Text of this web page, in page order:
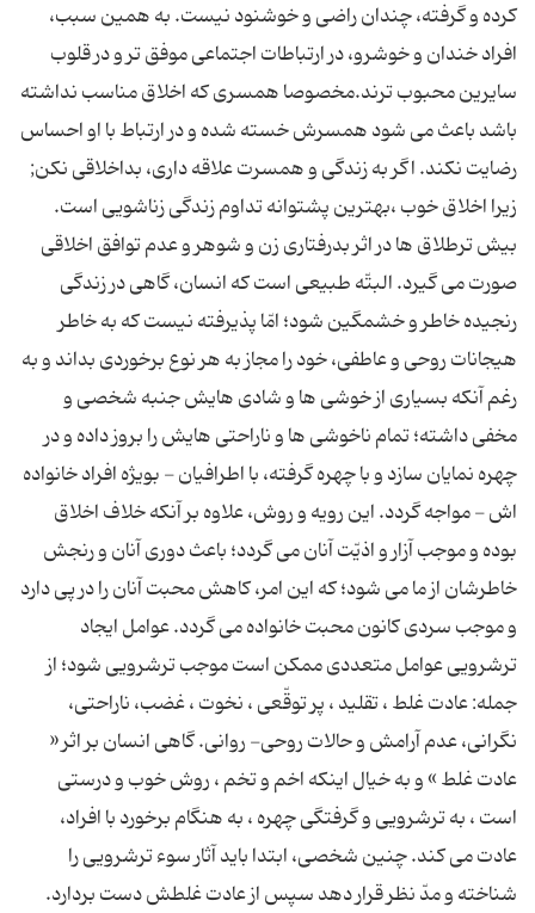
کرده و گرفته، چندان راضی و خوشنود نیست. به همین سبب،
افراد خندان و خوشرو، در ارتباطات اجتماعی موفق تر و در قلوب
سایرین محبوب ترند.مخصوصا همسری که اخلاق مناسب نداشته
باشد باعث می شود همسرش خسته شده و در ارتباط با او احساس
رضایت نکند. اگر به زندگى و همسرت علاقه دارى، بداخلاقى نكن;
زیرا اخلاق خوب ،بهترین پشتوانه تداوم زندگى زناشویى است.
بیش ترطلاق ها در اثر بدرفتارى زن و شوهر و عدم توافق اخلاقى
صورت مى گیرد. البتّه طبیعی است که انسان، گاهی در زندگی
رنجیده خاطر و خشمگین شود؛ امّا پذیرفته نیست که به خاطر
هیجانات روحی و عاطفی، خود را مجاز به هر نوع برخوردی بداند و به
رغم آنکه بسیاری از خوشی ها و شادی هایش جنبه شخصی و
مخفی داشته؛ تمام ناخوشی ها و ناراحتی هایش را بروز داده و در
چهره نمایان سازد و با چهره گرفته، با اطرافیان - بویژه افراد خانواده
اش - مواجه گردد. این رویه و روش، علاوه بر آنکه خلاف اخلاق
بوده و موجب آزار و اذیّت آنان می گردد؛ باعث دوری آنان و رنجش
خاطرشان از ما می شود؛ که این امر، کاهش محبت آنان را در پی دارد
و موجب سردی کانون محبت خانواده می گردد. عوامل ایجاد
ترشرویی عوامل متعددی ممکن است موجب ترشرویی شود؛ از
جمله: عادت غلط ، تقلید ، پر توقّعی ، نخوت ، غضب، ناراحتی،
نگرانی، عدم آرامش و حالات روحی- روانی. گاهی انسان بر اثر «
عادت غلط » و به خیال اینکه اخم و تخم ، روش خوب و درستی
است ، به ترشرویی و گرفتگی چهره ، به هنگام برخورد با افراد،
عادت می کند. چنین شخصی، ابتدا باید آثار سوء ترشرویی را
شناخته و مدّ نظر قرار دهد سپس از عادت غلطش دست بردارد.